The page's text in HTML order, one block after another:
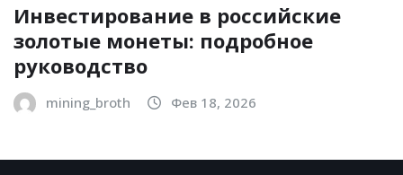
Инвестирование в российские
золотые монеты: подробное
руководство
mining_broth Фев 18, 2026